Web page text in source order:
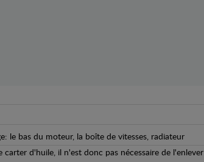
le bas du moteur, la boîte de vitesses, radiateur
carter d'huile, il n'est donc pas nécessaire de l'enlever